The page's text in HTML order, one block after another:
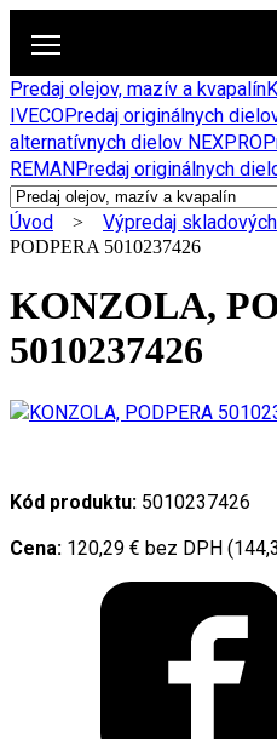
Predaj olejov, mazív a kvapalín
IVECOPredaj originálnych
alternatívnych dielov NEXPRO
REMANPredaj originálnych
Úvod > Výpredaj
PODPERA 5010237426
KONZOLA,
5010237426
Kód produktu: 5010237426
Cena: 120,29 € bez DPH